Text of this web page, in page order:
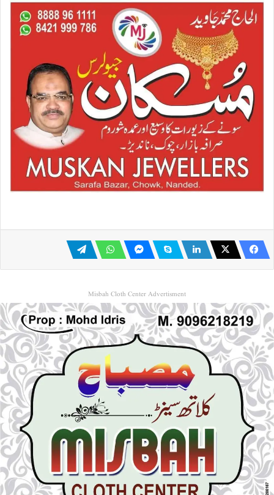
Misbah Cloth Center Advertisment